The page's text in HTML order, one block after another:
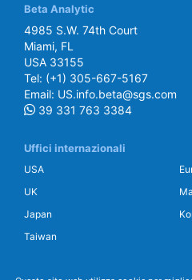
Beta Analytic
4985 S.W. 74th Court
Miami, FL
USA 33155
Tel: (+1) 305-667-5167
Email: US.info.beta@sgs.com
39 331 763 3384
Uffici internazionali
USA
UK
Japan
Taiwan